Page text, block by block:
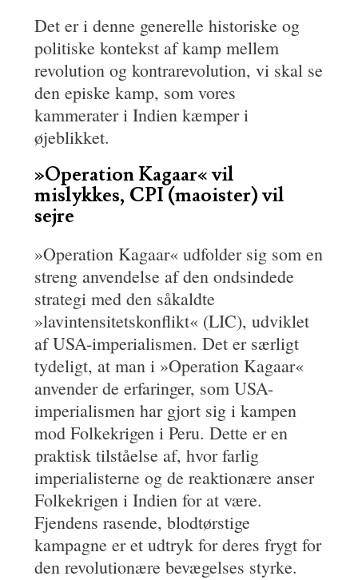
Det er i denne generelle historiske og
politiske kontekst af kamp mellem
revolution og kontrarevolution, vi skal se
den episke kamp, som vores
kammerater i Indien kæmper i
øjeblikket.
»Operation Kagaar« vil
mislykkes, CPI (maoister) vil
sejre
»Operation Kagaar« udfolder sig som en
streng anvendelse af den ondsindede
strategi med den såkaldte
»lavintensitetskonflikt« (LIC), udviklet
af USA-imperialismen. Det er særligt
tydeligt, at man i »Operation Kagaar«
anvender de erfaringer, som USA-
imperialismen har gjort sig i kampen
mod Folkekrigen i Peru. Dette er en
praktisk tilståelse af, hvor farlig
imperialisterne og de reaktionære anser
Folkekrigen i Indien for at være.
Fjendens rasende, blodtørstige
kampagne er et udtryk for deres frygt for
den revolutionære bevægelses styrke.